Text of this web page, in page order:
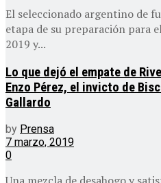
El seleccionado argentino de
etapa de su preparación para
2019 y...
Lo que dejó el empate de
Enzo Pérez, el invicto de
Gallardo
by Prensa
7 marzo, 2019
0